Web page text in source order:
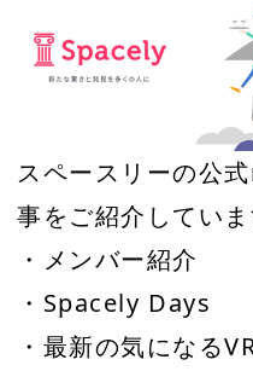
スペースリーの公
事をご紹介していま
・メンバー紹介
・Spacely Days
・最新の気になる